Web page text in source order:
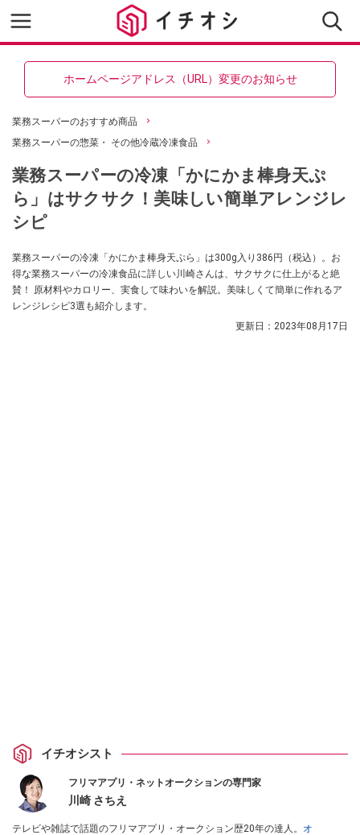
ホームページアドレス（URL）変更のお知らせ
業務スーパーのおすすめ商品
業務スーパーの惣菜・ その他冷蔵冷凍食品
業務スーパーの冷凍「かにかま棒身天ぷ
ら」はサクサク！美味しい簡単アレンジレ
シピ
業務スーパーの冷凍「かにかま棒身天ぷら」は300g入り386円（税込）。お
得な業務スーパーの冷凍食品に詳しい川崎さんは、サクサクに仕上がると絶
賛！ 原材料やカロリー、実食して味わいを解説。美味しくて簡単に作れるア
レンジレシピ3選も紹介します。
更新日： 2023年08月17日
イチオシスト
フリマアプリ・ネットオークションの専門家
川崎 さちえ
テレビや雑誌で話題のフリマアプリ・オークション歴20年の達人。 オ